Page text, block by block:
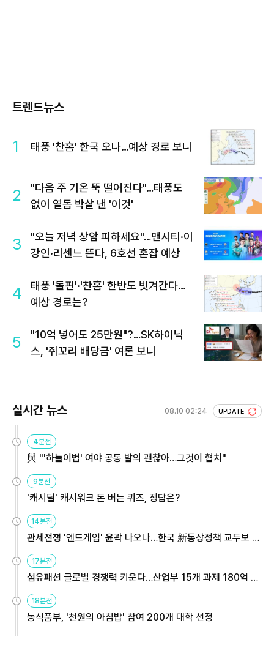
트렌드뉴스
1 태풍 '찬홈' 한국 오나…예상 경로 보니
2
"다음 주 기온 뚝 떨어진다"…태풍도
없이 열돔 박살 낸 '이것'
3
"오늘 저녁 상암 피하세요"…맨시티·이
강인·리센느 뜬다, 6호선 혼잡 예상
4
태풍 '돌핀'·'찬홈' 한반도 빗겨간다…
예상 경로는?
5
"10억 넣어도 25만원"?…SK하이닉
스, '쥐꼬리 배당금' 여론 보니
실시간 뉴스 08.10 02:24 UPDATE
4분전
與 "'하늘이법' 여야 공동 발의 괜찮아…그것이 협치"
9분전
'캐시딜' 캐시워크 돈 버는 퀴즈, 정답은?
14분전
관세전쟁 '엔드게임' 윤곽 나오나…한국 新통상정책 교두보 활
17분전
섬유패션 글로벌 경쟁력 키운다…산업부 15개 과제 180억 지
18분전
농식품부, '천원의 아침밥' 참여 200개 대학 선정